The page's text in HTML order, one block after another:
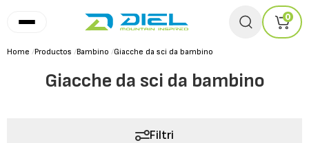
0
Home /Productos /Bambino /Giacche da sci da bambino
Giacche da sci da bambino
Filtri